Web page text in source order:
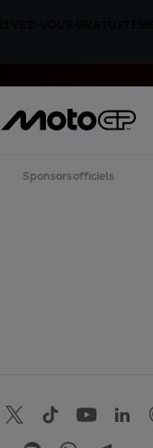
Sponsors officiels